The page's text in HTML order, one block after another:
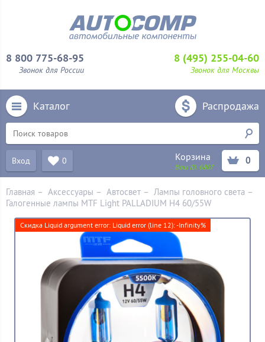
8 800 775-68-95
Звонок для России
8 (495) 255-04-60
Звонок для Москвы
Каталог Распродажа
Вход 0 Корзина
Ваш ID:6807
0
Главная – Аксессуары – Aвтосвет – Лампы головного света –
Галогенные лампы MTF Light PALLADIUM H4 60/55W
Скидка Liquid argument error: Liquid error (line 12): -Infinity%